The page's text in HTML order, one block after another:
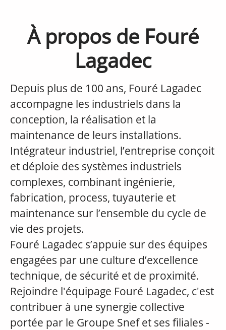
À propos de Fouré
Lagadec
Depuis plus de 100 ans, Fouré Lagadec
accompagne les industriels dans la
conception, la réalisation et la
maintenance de leurs installations.
Intégrateur industriel, l’entreprise conçoit
et déploie des systèmes industriels
complexes, combinant ingénierie,
fabrication, process, tuyauterie et
maintenance sur l’ensemble du cycle de
vie des projets.
Fouré Lagadec s’appuie sur des équipes
engagées par une culture d’excellence
technique, de sécurité et de proximité.
Rejoindre l'équipage Fouré Lagadec, c'est
contribuer à une synergie collective
portée par le Groupe Snef et ses filiales -